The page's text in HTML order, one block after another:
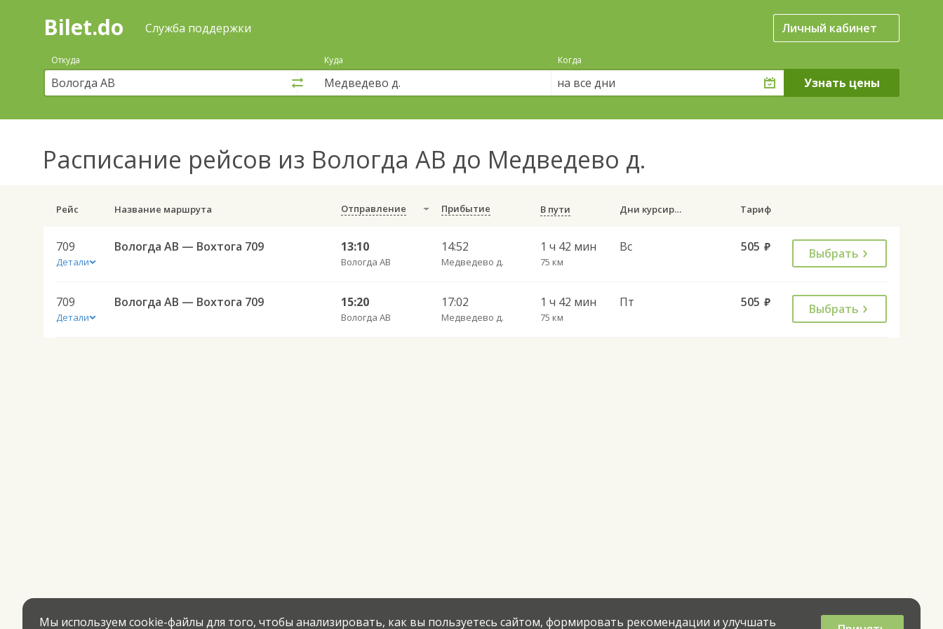
Поиск
покупка
билетов
автобус
онлайн
Bilet.do Служба поддержки Личный кабинет
Откуда Куда Когда
на все дни
Расписание рейсов из Вологда АВ до Медведево д.
Рейс Название маршрута Отправление Прибытие В пути Дни курсирования Тариф
709
Детали
Вологда АВ — Вохтога 709 13:10
Вологда АВ
14:52
Медведево д.
1 ч 42 мин
75 км
Вс 505 руб. Выбрать
709
Детали
Вологда АВ — Вохтога 709 15:20
Вологда АВ
17:02
Медведево д.
1 ч 42 мин
75 км
Пт 505 руб. Выбрать
Мы используем cookie-файлы для того, чтобы анализировать, как вы пользуетесь сайтом, формировать рекомендации и улучшать